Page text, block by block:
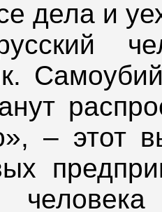
дела и
– этот